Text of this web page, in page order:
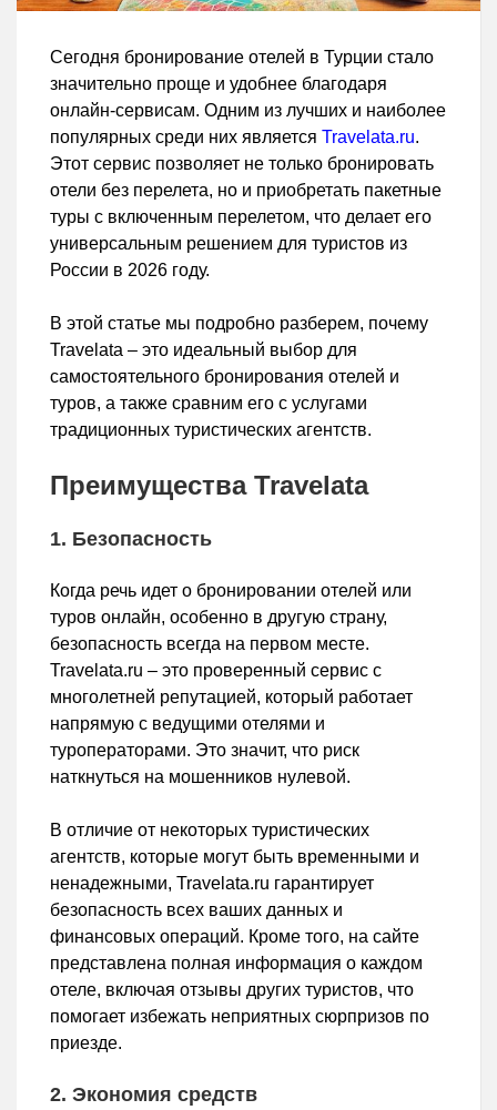
Сегодня бронирование отелей в Турции стало
значительно проще и удобнее благодаря
онлайн-сервисам. Одним из лучших и наиболее
популярных среди них является Travelata.ru.
Этот сервис позволяет не только бронировать
отели без перелета, но и приобретать пакетные
туры с включенным перелетом, что делает его
универсальным решением для туристов из
России в 2026 году.
В этой статье мы подробно разберем, почему
Travelata – это идеальный выбор для
самостоятельного бронирования отелей и
туров, а также сравним его с услугами
традиционных туристических агентств.
Преимущества Travelata
1. Безопасность
Когда речь идет о бронировании отелей или
туров онлайн, особенно в другую страну,
безопасность всегда на первом месте.
Travelata.ru – это проверенный сервис с
многолетней репутацией, который работает
напрямую с ведущими отелями и
туроператорами. Это значит, что риск
наткнуться на мошенников нулевой.
В отличие от некоторых туристических
агентств, которые могут быть временными и
ненадежными, Travelata.ru гарантирует
безопасность всех ваших данных и
финансовых операций. Кроме того, на сайте
представлена полная информация о каждом
отеле, включая отзывы других туристов, что
помогает избежать неприятных сюрпризов по
приезде.
2. Экономия средств